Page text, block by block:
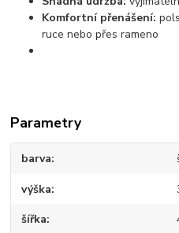
Komfortní přenášení:
ruce nebo přes rameno
Parametry
barva
výška
šířka